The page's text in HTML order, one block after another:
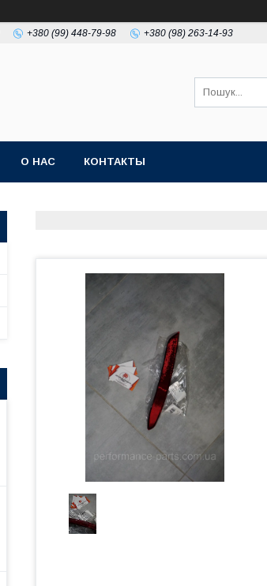
+380 (99) 448-79-98 +380 (98) 263-14-93
О НАС КОНТАКТЫ